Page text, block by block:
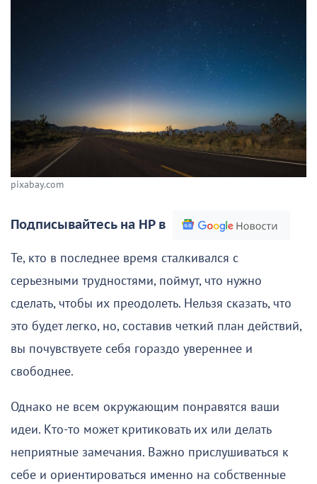
pixabay.com
Подписывайтесь на НР в
Те, кто в последнее время сталкивался с
серьезными трудностями, поймут, что нужно
сделать, чтобы их преодолеть. Нельзя сказать, что
это будет легко, но, составив четкий план действий,
вы почувствуете себя гораздо увереннее и
свободнее.
Однако не всем окружающим понравятся ваши
идеи. Кто-то может критиковать их или делать
неприятные замечания. Важно прислушиваться к
себе и ориентироваться именно на собственные